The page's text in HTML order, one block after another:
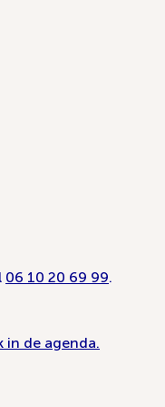
06 10 20 69 99.
in de agenda.